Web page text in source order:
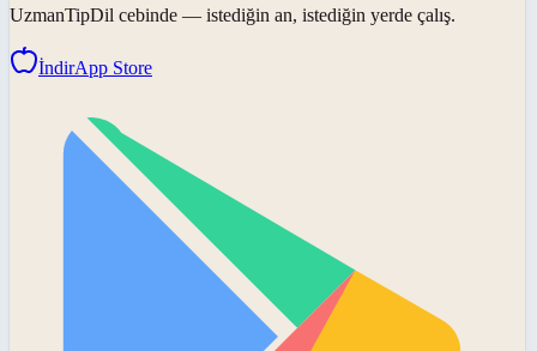
UzmanTipDil cebinde — istediğin an, istediğin yerde çalış.
İndirApp Store